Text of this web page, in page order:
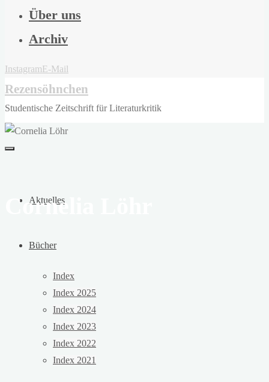
Über uns
Archiv
InstagramE-Mail
Rezensöhnchen
Studentische Zeitschrift für Literaturkritik
Aktuelles
Bücher
Index
Index 2025
Index 2024
Index 2023
Index 2022
Index 2021
Cornelia Löhr